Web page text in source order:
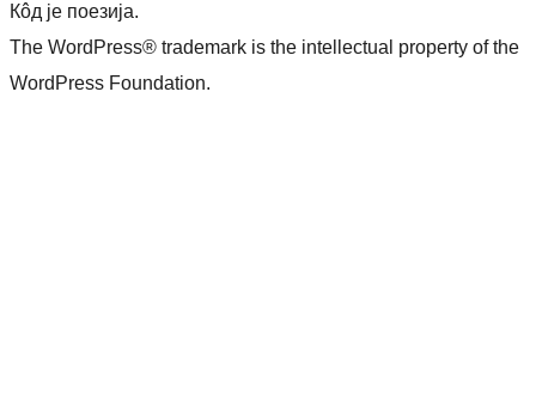
Кôд је поезија.
The WordPress® trademark is the intellectual property of the
WordPress Foundation.